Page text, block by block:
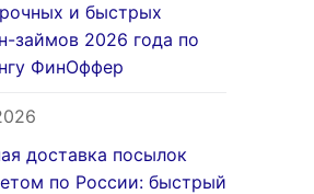
и быстрых
займов 2026 года по
ФинОффер
доставка посылок
по России: быстрый